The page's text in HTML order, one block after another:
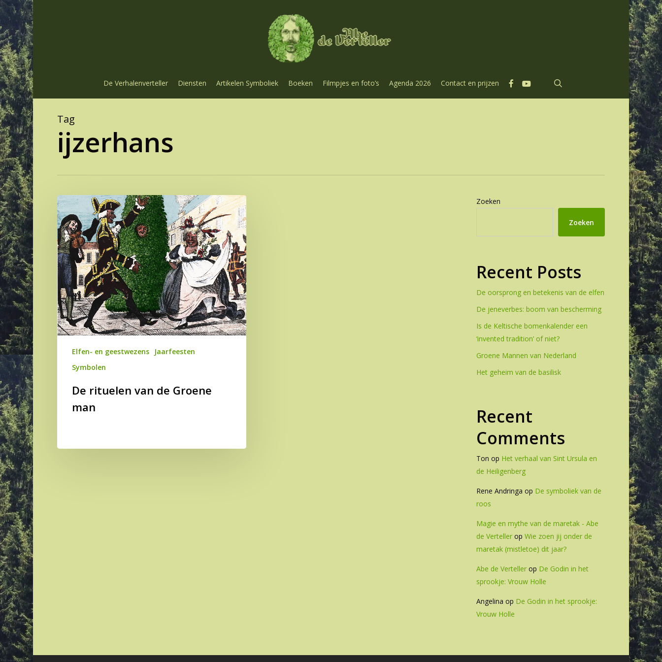
Skip
to
main
content
De Verhalenverteller Diensten Artikelen Symboliek Boeken Filmpjes en foto’s Agenda 2026 Contact en prijzen facebookyoutube
Tag
ijzerhans
De
rituelen
van
de
Groene
man
Elfen- en geestwezens
Jaarfeesten
Symbolen
De rituelen van de Groene
man
Zoeken
Zoeken
Recent Posts
De oorsprong en betekenis van de elfen
De jeneverbes: boom van bescherming
Is de Keltische bomenkalender een
‘invented tradition’ of niet?
Groene Mannen van Nederland
Het geheim van de basilisk
Recent
Comments
Ton op Het verhaal van Sint Ursula en
de Heiligenberg
Rene Andringa op De symboliek van de
roos
Magie en mythe van de maretak - Abe
de Vertellerop Wie zoen jij onder de
maretak (mistletoe) dit jaar?
Abe de Vertellerop De Godin in het
sprookje: Vrouw Holle
Angelina op De Godin in het sprookje:
Vrouw Holle